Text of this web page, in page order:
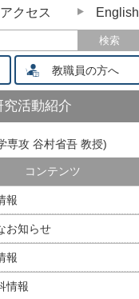
English
クセス
教職員の方へ
究活動紹介
専攻 谷村省吾 教授)
コンテンツ
報
お知らせ
報
情報